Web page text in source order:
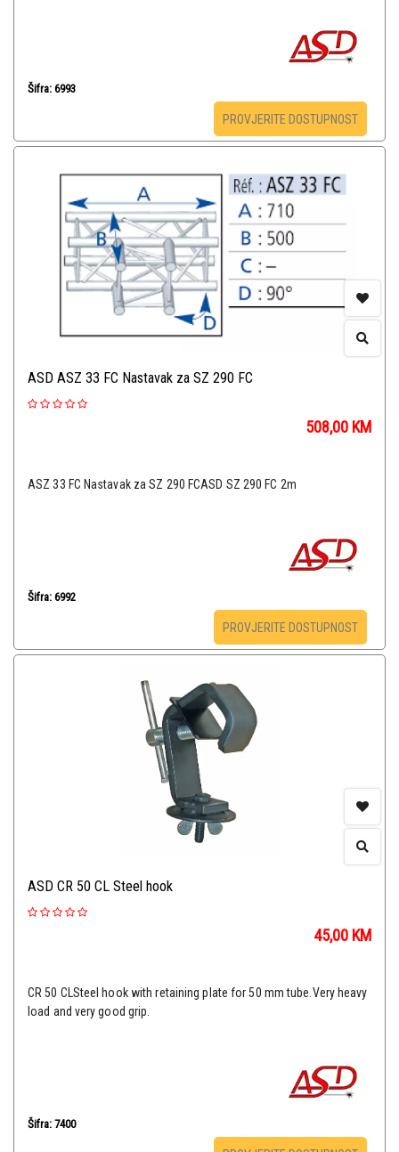
Šifra: 6993
PROVJERITE DOSTUPNOST
ASD ASZ 33 FC Nastavak za SZ 290 FC
508,00 KM
ASZ 33 FC Nastavak za SZ 290 FCASD SZ 290 FC 2m
Šifra: 6992
PROVJERITE DOSTUPNOST
ASD CR 50 CL Steel hook
45,00 KM
CR 50 CLSteel hook with retaining plate for 50 mm tube.Very heavy
load and very good grip.
Šifra: 7400